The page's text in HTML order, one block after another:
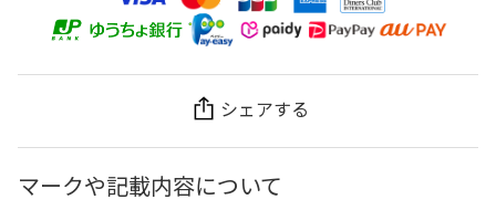
シェアする
マークや記載内容について